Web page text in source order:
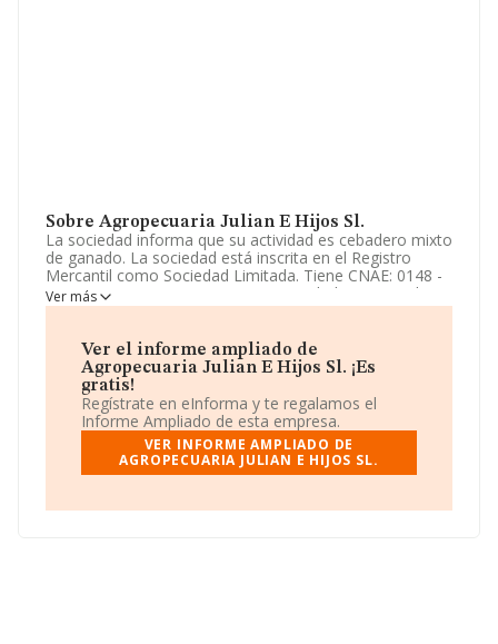
Sobre Agropecuaria Julian E Hijos Sl.
La sociedad informa que su actividad es cebadero mixto
de ganado. La sociedad está inscrita en el Registro
Mercantil como Sociedad Limitada. Tiene CNAE: 0148 -
'%cnae%'. La empresa no tiene actividad en mercados
exteriores.
El correo electrónico es
laboutiquedelacarneburriana@gmail.com.
La empresaAgropecuaria Julian e Hijos S.L
B12879490, está situada en Calle De Les Almesies núm.
2 Bj, (12530), en el municipio de Borriana, en Castellón,
Comunidad Valenciana.
empresas pertenecientes al sector, en el ámbito
Ver más
Ver el informe ampliado de
Agropecuaria Julian E Hijos Sl. ¡Es
gratis!
Regístrate en eInforma y te regalamos el
Informe Ampliado de esta empresa.
VER INFORME AMPLIADO DE
AGROPECUARIA JULIAN E HIJOS SL.